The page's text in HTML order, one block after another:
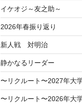
イケオジ～友之助～
2026年春振り返り
新人戦 対明治
静かなるリーダー
〜リクルート〜2027年大
〜リクルート〜2026年大